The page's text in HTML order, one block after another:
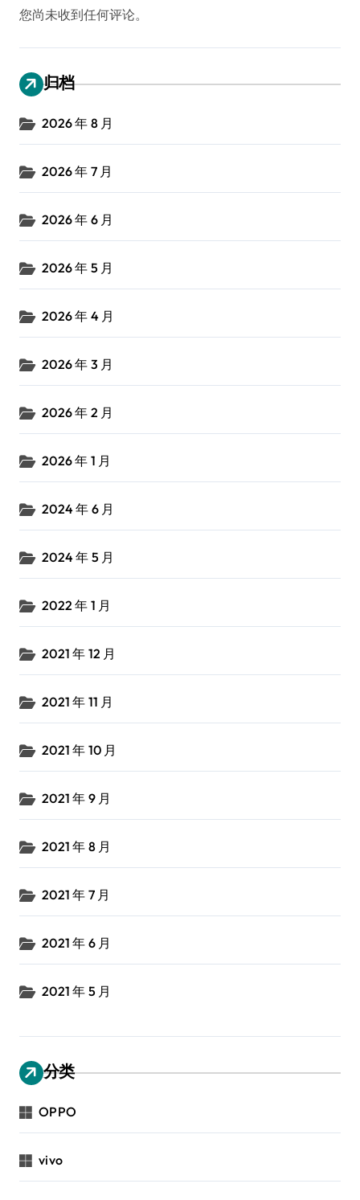
您尚未收到任何评论。
归档
2026 年 8 月
2026 年 7 月
2026 年 6 月
2026 年 5 月
2026 年 4 月
2026 年 3 月
2026 年 2 月
2026 年 1 月
2024 年 6 月
2024 年 5 月
2022 年 1 月
2021 年 12 月
2021 年 11 月
2021 年 10 月
2021 年 9 月
2021 年 8 月
2021 年 7 月
2021 年 6 月
2021 年 5 月
分类
OPPO
vivo